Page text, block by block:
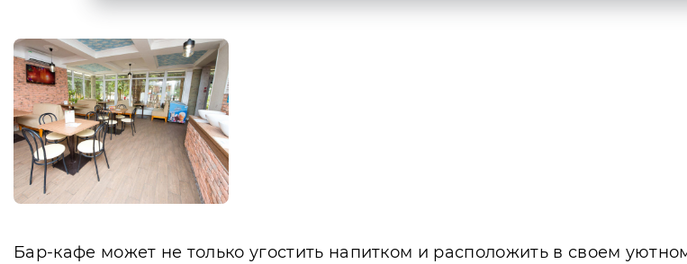
Бар-кафе может не только угостить напитком и расположить в своем